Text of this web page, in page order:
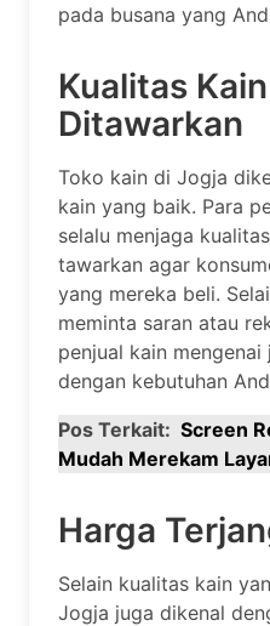
pada busana yang
Kualitas
Ditawarkan
Toko kain di Jogja
kain yang baik. Para
selalu menjaga
tawarkan agar
yang mereka beli.
meminta saran atau
penjual kain
dengan kebutuhan
Pos Terkait: Screen
Mudah Merekam
Harga
Selain kualitas kain
Jogja juga dikenal